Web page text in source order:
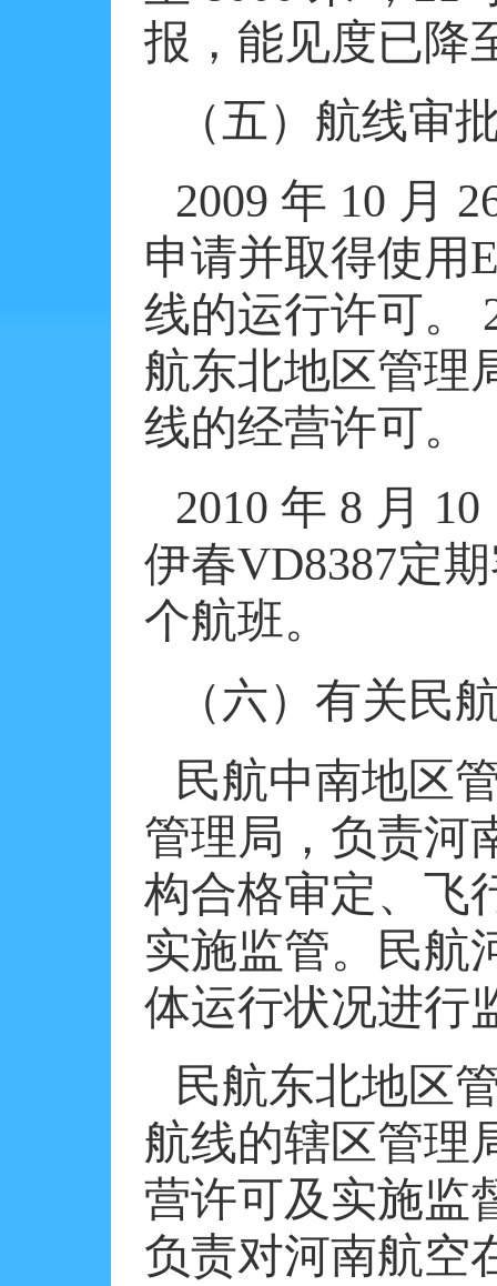
报，能见度已降
（五）航线审
2009 年 10 月
申请并取得使用
线的运行许可。
航东北地区管理
线的经营许可。
2010 年 8 月 10
伊春VD8387定
个航班。
（六）有关民
民航中南地区
管理局，负责河
构合格审定、飞
实施监管。民航
体运行状况进行
民航东北地区
航线的辖区管理
营许可及实施监
负责对河南航空